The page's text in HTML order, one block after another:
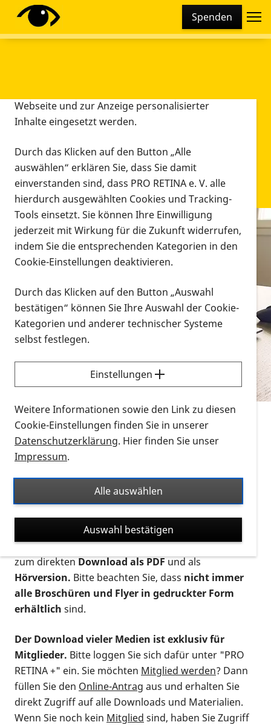
Spenden
Infomaterial
Infomaterial
Vorlesen
Alle Infomaterialien in verschiedenen
Formaten an einem Ort
Sie möchten wissen, wie Sie nach Infonmaterial
suchen und dieses bestellen bzw. herunterladen
können? Schauen Sie sich dieErklärvideos zum
Thema Infomaterial auf der PRO RETINA-Website
für blinde und sehbehinderte Menschen an.
Auf dieser Seite finden Sie sämtliches Infomaterial
Ort. Nutzen Sie den Formatfilter, um ausschließlich
nach Flyern und Broschüren, Audios oder Videos zu
suchen. Die meisten Flyer und Broschüren werden in
verschiedenen Formaten angeboten: zur
postalischen Bestellung als gedruckte Variante
zum direktenDownload als PDFund als
Hörversion. Bitte beachten Sie, dass nicht immer
alle Broschüren und Flyer in gedruckter Form
erhältlich sind.
Der Download vieler Medien ist exklusiv für
Mitglieder. Bitte loggen Sie sich dafür unter "PRO
RETINA +" ein. Sie möchten Mitglied werden? Dann
füllen Sie den Online-Antrag aus und erhalten Sie
direkt Zugriff auf alle Downloads und Materialien.
Wenn Sie noch kein Mitglied sind, haben Sie Zugriff
Diese Webseite setzt verschiedene Cookies und
Tracking-Tools ein. Dies beinhaltet Cookies und
Webseite und zur Anzeige personalisierter
Inhalte eingesetzt werden.
Durch das Klicken auf den Button „Alle
auswählen“ erklären Sie, dass Sie damit
einverstanden sind, dass PRO RETINA e. V. alle
hierdurch ausgewählten Cookies und Tracking-
Tools einsetzt. Sie können Ihre Einwilligung
jederzeit mit Wirkung für die Zukunft widerrufen,
indem Sie die entsprechenden Kategorien in den
Cookie-Einstellungen deaktivieren.
Durch das Klicken auf den Button „Auswahl
bestätigen“ können Sie Ihre Auswahl der Cookie-
Kategorien und anderer technischer Systeme
selbst festlegen.
Einstellungen
Weitere Informationen sowie den Link zu diesen
Cookie-Einstellungen finden Sie in unserer
Datenschutzerklärung. Hier finden Sie unser
Impressum.
Alle auswählen
Auswahl bestätigen